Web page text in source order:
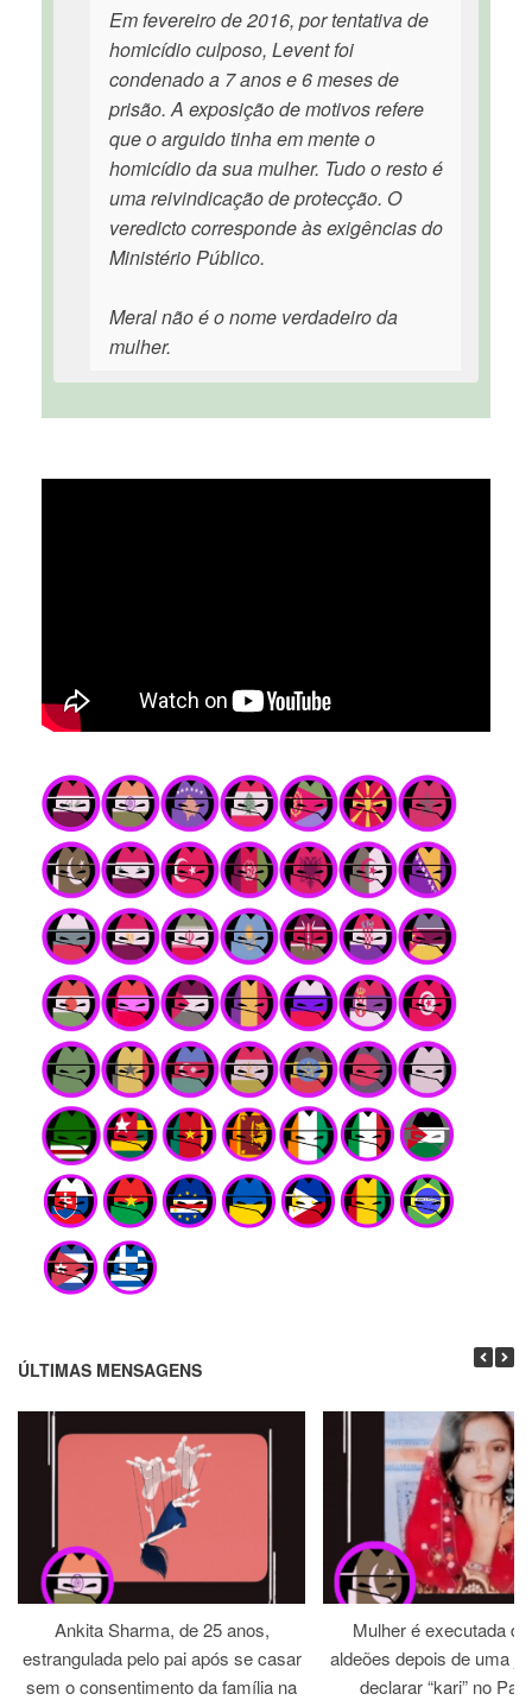
Em fevereiro de 2016, por tentativa de
homicídio culposo, Levent foi
condenado a 7 anos e 6 meses de
prisão. A exposição de motivos refere
que o arguido tinha em mente o
homicídio da sua mulher. Tudo o resto é
uma reivindicação de protecção. O
veredicto corresponde às exigências do
Ministério Público.
Meral não é o nome verdadeiro da
mulher.
ÚLTIMAS MENSAGENS
Ankita Sharma, de 25 anos,
estrangulada pelo pai após se casar
sem o consentimento da família na
Mulher é executada
aldeões depois de uma
declarar “kari” no